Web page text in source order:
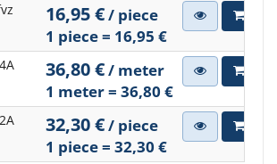
16,95 €/ piece
1 piece = 16,95 €
36,80 €/ meter
1 meter = 36,80 €
32,30 €/ piece
1 piece = 32,30 €